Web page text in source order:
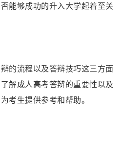
能够成功的升入大学起着至关
的流程以及答辩技巧这三方面
解成人高考答辩的重要性以及
考生提供参考和帮助。